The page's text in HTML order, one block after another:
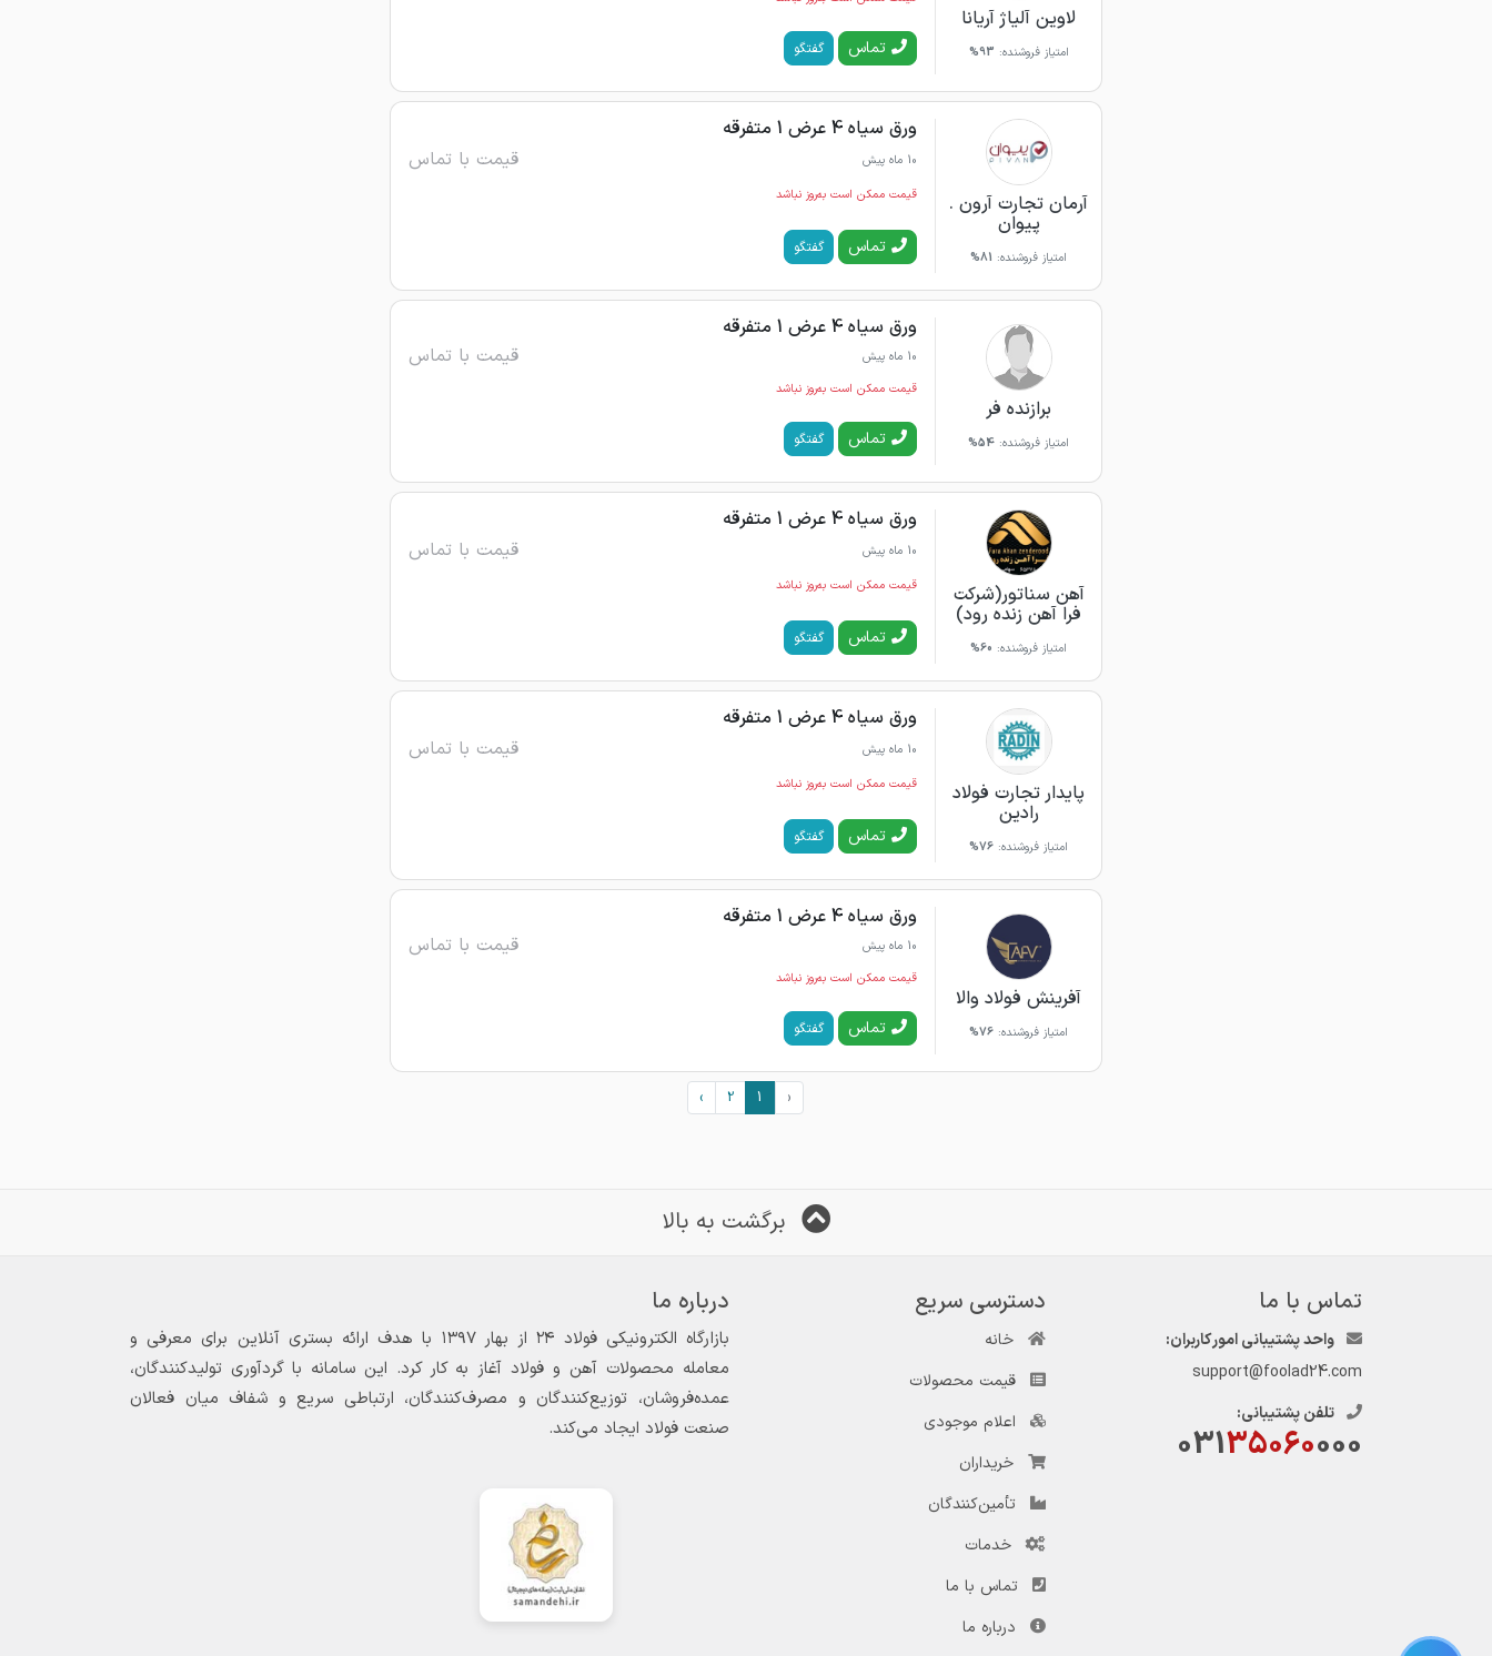
لاوین آلیاژ آریانا
امتیاز فروشنده: 93% تماس گفتگو
آرمان تجارت آرون .
پیوان
امتیاز فروشنده: 81%
ورق سیاه 4 عرض 1 متفرقه
10 ماه پیش قیمت با تماس
قیمت ممکن است به‌روز نباشد
تماس گفتگو
برازنده فر
امتیاز فروشنده: 54%
ورق سیاه 4 عرض 1 متفرقه
10 ماه پیش قیمت با تماس
قیمت ممکن است به‌روز نباشد
تماس گفتگو
آهن سناتور(شرکت
فرا آهن زنده رود)
امتیاز فروشنده: 60%
ورق سیاه 4 عرض 1 متفرقه
10 ماه پیش قیمت با تماس
قیمت ممکن است به‌روز نباشد
تماس گفتگو
پایدار تجارت فولاد
رادین
امتیاز فروشنده: 76%
ورق سیاه 4 عرض 1 متفرقه
10 ماه پیش قیمت با تماس
قیمت ممکن است به‌روز نباشد
تماس گفتگو
آفرینش فولاد والا
امتیاز فروشنده: 76%
ورق سیاه 4 عرض 1 متفرقه
10 ماه پیش قیمت با تماس
قیمت ممکن است به‌روز نباشد
تماس گفتگو
‹
1
2
›
برگشت به بالا
تماس با ما
واحد پشتیبانی امور کاربران:
support@foolad24.com
تلفن پشتیبانی:
03135060000
دسترسی سریع
خانه
قیمت محصولات
اعلام موجودی
خریداران
تأمین‌کنندگان
خدمات
تماس با ما
درباره ما
درباره ما
بازارگاه الکترونیکی فولاد ۲۴ از بهار ۱۳۹۷ با هدف ارائه بستری آنلاین برای معرفی و
معامله محصولات آهن و فولاد آغاز به کار کرد. این سامانه با گردآوری تولیدکنندگان،
عمده‌فروشان، توزیع‌کنندگان و مصرف‌کنندگان، ارتباطی سریع و شفاف میان فعالان
صنعت فولاد ایجاد می‌کند.